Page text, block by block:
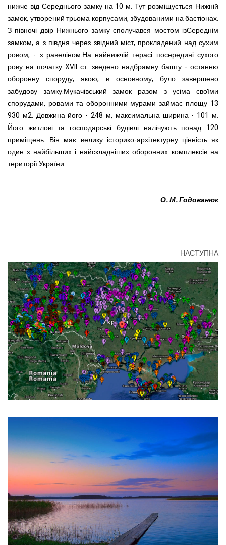
нижче від Середнього замку на 10 м. Тут розміщується Нижній
замок, утворений трьома корпусами, збудованими на бастіонах.
З півночі двір Нижнього замку сполучався мостом ізСереднім
замком, а з півдня через звідний міст, прокладений над сухим
ровом, - з равеліном.На найнижчій терасі посередині сухого
рову на початку XVII ст. зведено надбрамну башту - останню
оборонну споруду, якою, в основному, було завершено
забудову замку.Мукачівський замок разом з усіма своїми
спорудами, ровами та оборонними мурами займає площу 13
930 м2. Довжина його - 248 м, максимальна ширина - 101 м.
Його житлові та господарські будівлі налічують понад 120
приміщень. Він має велику історико-архітектурну цінність як
один з найбільших і найскладніших оборонних комплексів на
території України.
О. М. Годованюк
НАСТУПНА